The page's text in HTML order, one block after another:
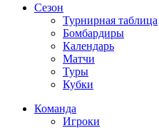
Сезон
Турнирная таблица
Бомбардиры
Календарь
Матчи
Туры
Кубки
Команда
Игроки